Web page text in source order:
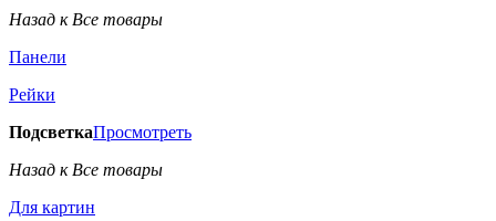
Назад к Все товары
Панели
Рейки
ПодсветкаПросмотреть
Назад к Все товары
Для картин